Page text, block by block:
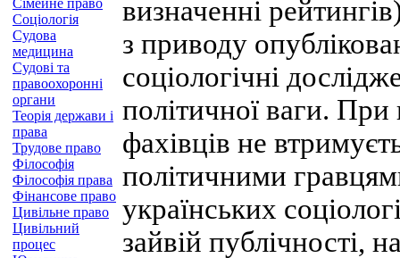
Сімейне право
Соціологія
Судова
медицина
Судові та
правоохоронні
органи
Теорія держави і
права
Трудове право
Філософія
Філософія права
Фінансове право
Цивільне право
Цивільний
процес
визначенні
з приводу
соціологічні
політичної ваги.
фахівців не
політичними
українських
зайвій публічності,